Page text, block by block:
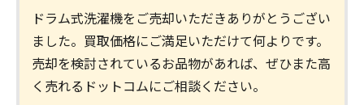
ドラム式洗濯機をご売却いただきありがとうござい
ました。買取価格にご満足いただけて何よりです。
売却を検討されているお品物があれば、ぜひまた高
く売れるドットコムにご相談ください。